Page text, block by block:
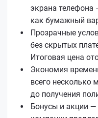
экрана телефона
как бумажный
Прозрачные
без скрытых
Итоговая цена
Экономия
всего несколько
до получения
Бонусы и акции —